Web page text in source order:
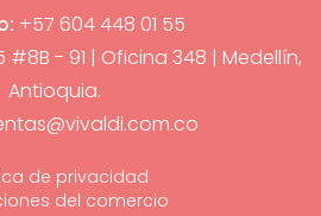
+57 604 448 01 55
#8B - 91 | Oficina 348 | Medellín,
Antioquia.
de privacidad
del comercio